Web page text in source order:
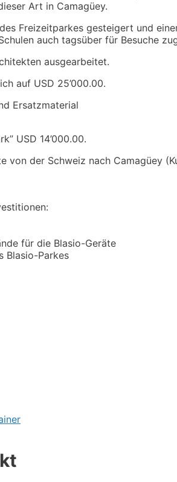
Art in Camagüey.
Freizeitparkes gesteigert und
auch tagsüber für Besuche
ausgearbeitet.
auf USD 25’000.00.
Ersatzmaterial
USD 14’000.00.
von der Schweiz nach Camagüey
für die Blasio-Geräte
Blasio-Parkes